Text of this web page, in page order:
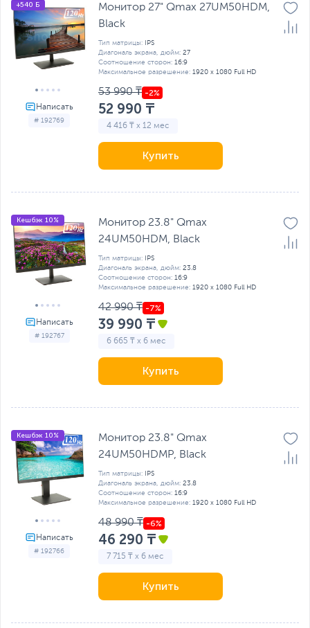
# 192769
+540 Б
Монитор 27" Qmax 27UM50HDM,
Black
Тип матрицы:
IPS
Диагональ экрана, дюйм: 27
Соотношение сторон: 16:9
Максимальное разрешение: 1920 x 1080 Full HD
53 990 ₸
52 990 ₸
4 416 ₸ x 12 мес
Купить
# 192767
Кешбэк 10%
Монитор 23.8" Qmax
24UM50HDM, Black
Тип матрицы:
IPS
Диагональ экрана, дюйм: 23.8
Соотношение сторон: 16:9
Максимальное разрешение: 1920 x 1080 Full HD
42 990 ₸
39 990 ₸
6 665 ₸ x 6 мес
Купить
# 192766
Кешбэк 10%
Монитор 23.8" Qmax
24UM50HDMP, Black
Тип матрицы:
IPS
Диагональ экрана, дюйм: 23.8
Соотношение сторон: 16:9
Максимальное разрешение: 1920 x 1080 Full HD
48 990 ₸
46 290 ₸
7 715 ₸ x 6 мес
Купить